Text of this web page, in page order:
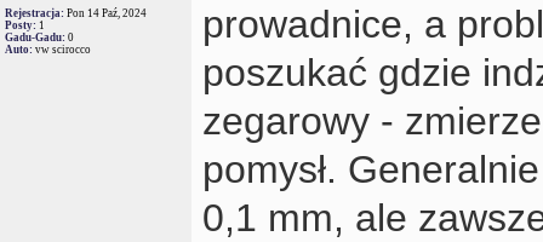
Rejestracja: Pon 14 Paź, 2024
Posty: 1
Gadu-Gadu: 0
Auto: vw scirocco
prowadnice, a
poszukać gdzie
zegarowy -
pomysł.
0,1 mm, ale